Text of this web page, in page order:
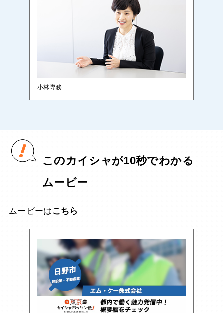
小林専務
このカイシャが10秒でわかる
ムービー
ムービーは こちら